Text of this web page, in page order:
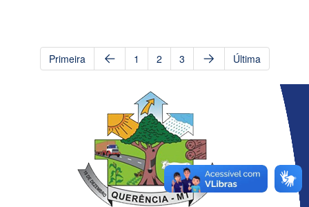
Primeira 1 2 3 Última